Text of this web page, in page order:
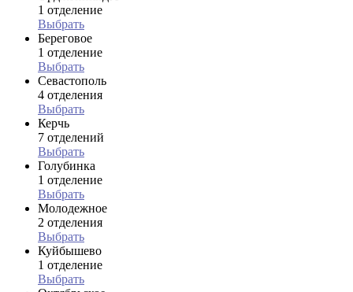
1 отделение
Выбрать
Береговое
1 отделение
Выбрать
Севастополь
4 отделения
Выбрать
Керчь
7 отделений
Выбрать
Голубинка
1 отделение
Выбрать
Молодежное
2 отделения
Выбрать
Куйбышево
1 отделение
Выбрать